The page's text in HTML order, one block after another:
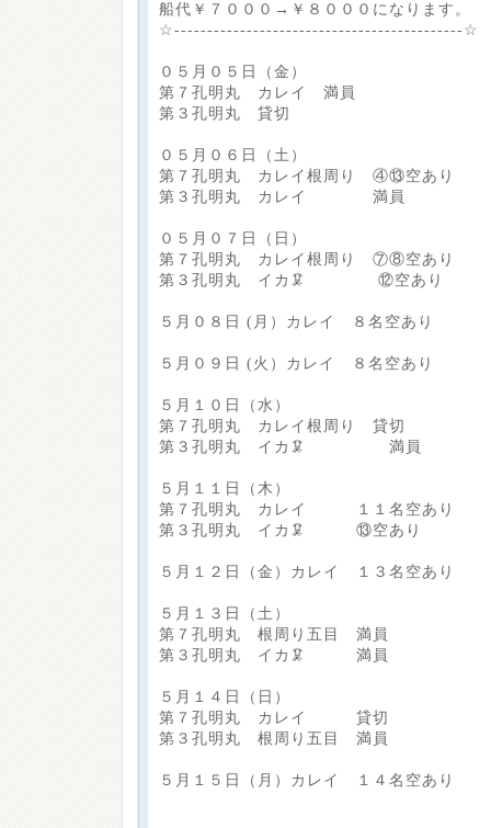
船代￥７０００→￥８０００になります。
☆--------------------------------------------☆
０５月０５日（金）
第７孔明丸 カレイ 満員
第３孔明丸 貸切
０５月０６日（土）
第７孔明丸 カレイ根周り ④⑬空あり
第３孔明丸 カレイ 満員
０５月０７日（日）
第７孔明丸 カレイ根周り ⑦⑧空あり
第３孔明丸 イカ🦑 ⑫空あり
５月０８日 (月）カレイ ８名空あり
５月０９日 (火）カレイ ８名空あり
５月１０日（水）
第７孔明丸 カレイ根周り 貸切
第３孔明丸 イカ🦑 満員
５月１１日（木）
第７孔明丸 カレイ １１名空あり
第３孔明丸 イカ🦑 ⑬空あり
５月１２日（金）カレイ １３名空あり
５月１３日（土）
第７孔明丸 根周り五目 満員
第３孔明丸 イカ🦑 満員
５月１４日（日）
第７孔明丸 カレイ 貸切
第３孔明丸 根周り五目 満員
５月１５日（月）カレイ １４名空あり